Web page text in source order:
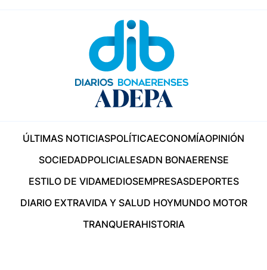
ÚLTIMAS NOTICIASPOLÍTICAECONOMÍAOPINIÓN
SOCIEDADPOLICIALESADN BONAERENSE
ESTILO DE VIDAMEDIOSEMPRESASDEPORTES
DIARIO EXTRAVIDA Y SALUD HOYMUNDO MOTOR
TRANQUERAHISTORIA